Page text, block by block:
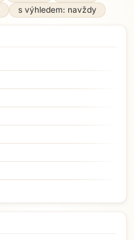
s výhledem: navždy